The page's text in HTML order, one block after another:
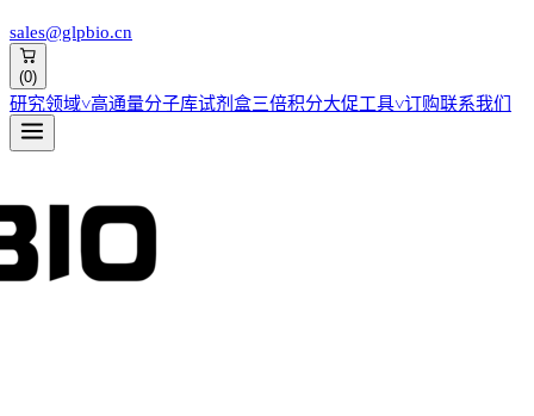
sales@glpbio.cn
(0)
研究领域˅高通量分子库试剂盒三倍积分大促工具˅订购联系我们